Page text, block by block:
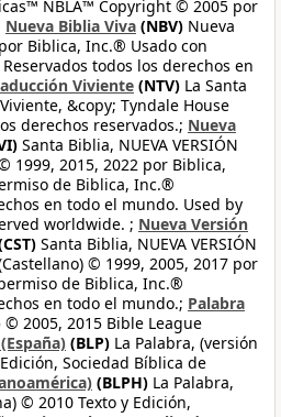
NBLA™ Copyright © 2005 por
Nueva Biblia Viva (NBV) Nueva
Biblica, Inc.® Usado con
todos los derechos en
Viviente (NTV) La Santa
&copy; Tyndale House
derechos reservados.; Nueva
Santa Biblia, NUEVA VERSIÓN
1999, 2015, 2022 por Biblica,
de Biblica, Inc.®
en todo el mundo. Used by
worldwide. ; Nueva Versión
Santa Biblia, NUEVA VERSIÓN
© 1999, 2005, 2017 por
de Biblica, Inc.®
en todo el mundo.; Palabra
© 2005, 2015 Bible League
(BLP) La Palabra, (versión
Sociedad Bíblica de
(BLPH) La Palabra,
© 2010 Texto y Edición,